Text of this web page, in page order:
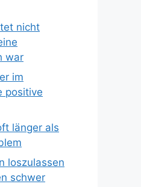
nicht
war
im
positive
länger als
loszulassen
schwer